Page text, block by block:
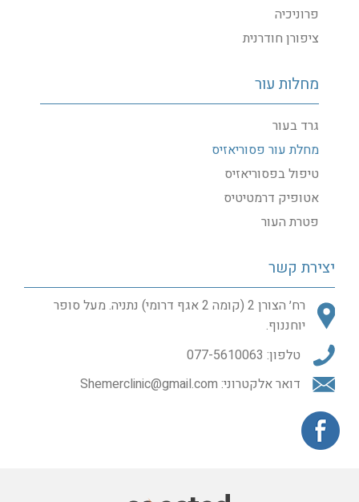
פרוניכיה
ציפורן חודרנית
מחלות עור
גרד בעור
מחלת עור פסוריאזיס
טיפול בפסוריאזיס
אטופיק דרמטיטיס
פטרת העור
יצירת קשר
רח׳ הצורן 2 (קומה 2 אגף דרומי) נתניה. מעל סופר
יוחננוף.
טלפון: 077-5610063
דואר אלקטרוני: Shemerclinic@gmail.com